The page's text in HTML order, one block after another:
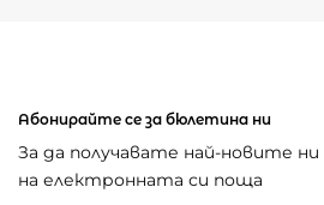
Абонирайте се за бюлетина ни
За да получавате най-новите
на електронната си поща